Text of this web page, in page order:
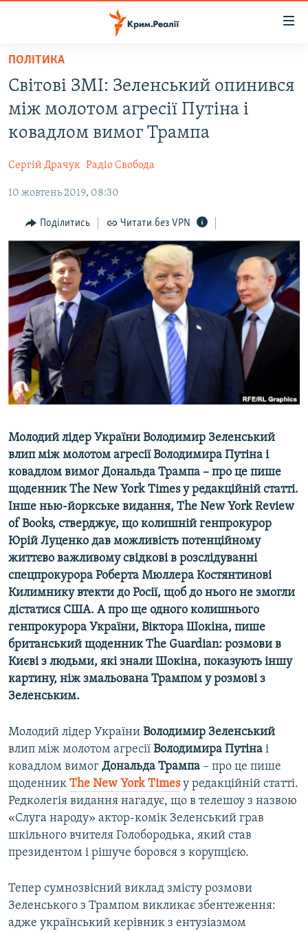
Перейти
основного
матеріалу
до
основної
навігації
Перейти
пошуку
БЛОГИ
ПОГЛЯД
ІНТЕРВ'Ю
ВСЕ ЗА ДЕНЬ
СПЕЦПРОЕКТИ
ДЕПОРТАЦІЯ
ВІДЕОУРОКИ «ELIFBE»
СВІДЧЕННЯ ОКУПАЦІЇ
УКРАЇНСЬКА ПРОБЛЕМА КРИМУ
ІНФОГРАФІКА
ЯК ОБІЙТИ БЛОКУВАННЯ
Русский
Qırımtatar
ДОЛУЧАЙСЯ!
Усі сайти RFE/RL
ПОЛІТИКА
Світові ЗМІ: Зеленський опинився
між молотом агресії Путіна і
ковадлом вимог Трампа
Сергій Драчук Радіо Свобода
10 жовтень 2019, 08:30
Поділитись Читати без VPN
Молодий лідер України Володимир Зеленський
влип між молотом агресії Володимира Путіна і
ковадлом вимог Дональда Трампа – про це пише
щоденник The New York Times у редакційній статті.
Інше нью-йоркське видання, The New York Review
of Books, стверджує, що колишній генпрокурор
Юрій Луценко дав можливість потенційному
життєво важливому свідкові в розслідуванні
спецпрокурора Роберта Мюллера Костянтинові
Килимнику втекти до Росії, щоб до нього не змогли
дістатися США. А про ще одного колишнього
генпрокурора України, Віктора Шокіна, пише
британський щоденник The Guardian: розмови в
Києві з людьми, які знали Шокіна, показують іншу
картину, ніж змальована Трампом у розмові з
Зеленським.
Молодий лідер України Володимир Зеленський
влип між молотом агресії Володимира Путіна і
ковадлом вимог Дональда Трампа – про це пише
щоденник The NewYorkTimesу редакційній статті.
Редколегія видання нагадує, що в телешоу з назвою
«Слуга народу» актор-комік Зеленський грав
шкільного вчителя Голобородька, який став
президентом і рішуче боровся з корупцією.
Тепер сумнозвісний виклад змісту розмови
Зеленського з Трампом викликає збентеження:
адже український керівник з ентузіазмом